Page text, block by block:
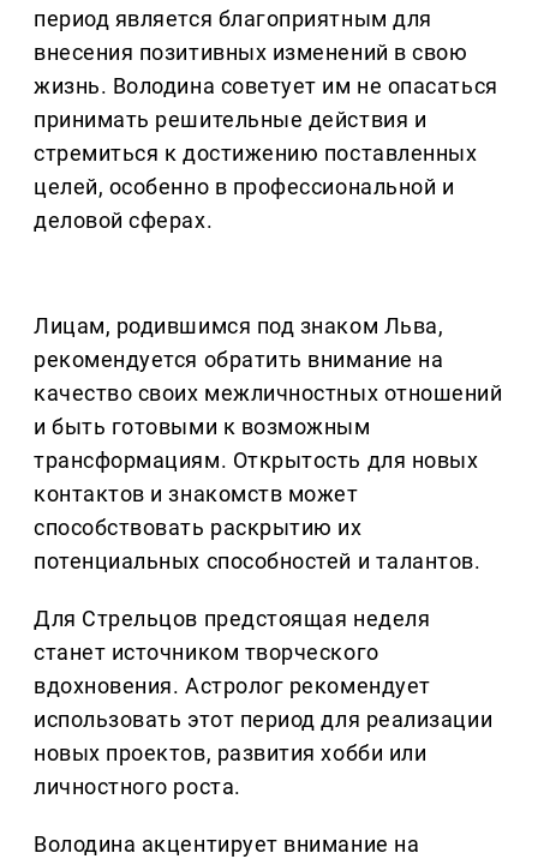
период является благоприятным для
внесения позитивных изменений в свою
жизнь. Володина советует им не опасаться
принимать решительные действия и
стремиться к достижению поставленных
целей, особенно в профессиональной и
деловой сферах.
Лицам, родившимся под знаком Льва,
рекомендуется обратить внимание на
качество своих межличностных отношений
и быть готовыми к возможным
трансформациям. Открытость для новых
контактов и знакомств может
способствовать раскрытию их
потенциальных способностей и талантов.
Для Стрельцов предстоящая неделя
станет источником творческого
вдохновения. Астролог рекомендует
использовать этот период для реализации
новых проектов, развития хобби или
личностного роста.
Володина акцентирует внимание на